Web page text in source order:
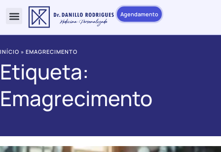
Agendamento
INÍCIO » EMAGRECIMENTO
Etiqueta:
Emagrecimento